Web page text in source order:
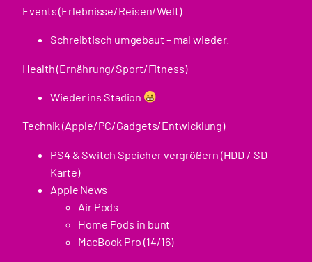
Events (Erlebnisse/Reisen/Welt)
Schreibtisch umgebaut – mal wieder.
Health (Ernährung/Sport/Fitness)
Wieder ins Stadion
Technik (Apple/PC/Gadgets/Entwicklung)
PS4 & Switch Speicher vergrößern (HDD / SD
Karte)
Apple News
Air Pods
Home Pods in bunt
MacBook Pro (14/16)